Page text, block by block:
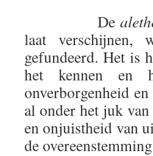
De
laat
gefundeerd. Het is
het kennen en
onverborgenheid
al onder het juk
en onjuistheid van
de